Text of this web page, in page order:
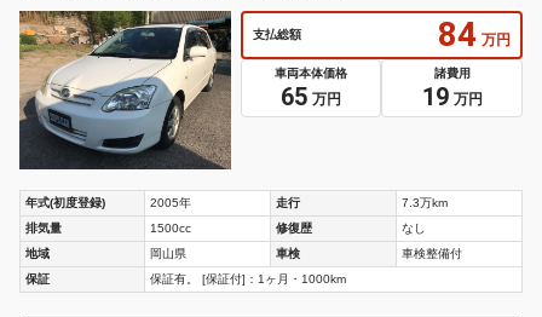
支払総額 84 万円
車両本体価格
65 万円
諸費用
19 万円
年式(初度登録) 2005年 走行
7.3万km
排気量
1500cc 修復歴
なし
地域
岡山県 車検
車検整備付
保証
保証有。 [保証付]：1ヶ月・1000km